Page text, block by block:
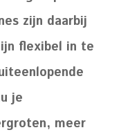
zijn daarbij
flexibel in te
je
meer